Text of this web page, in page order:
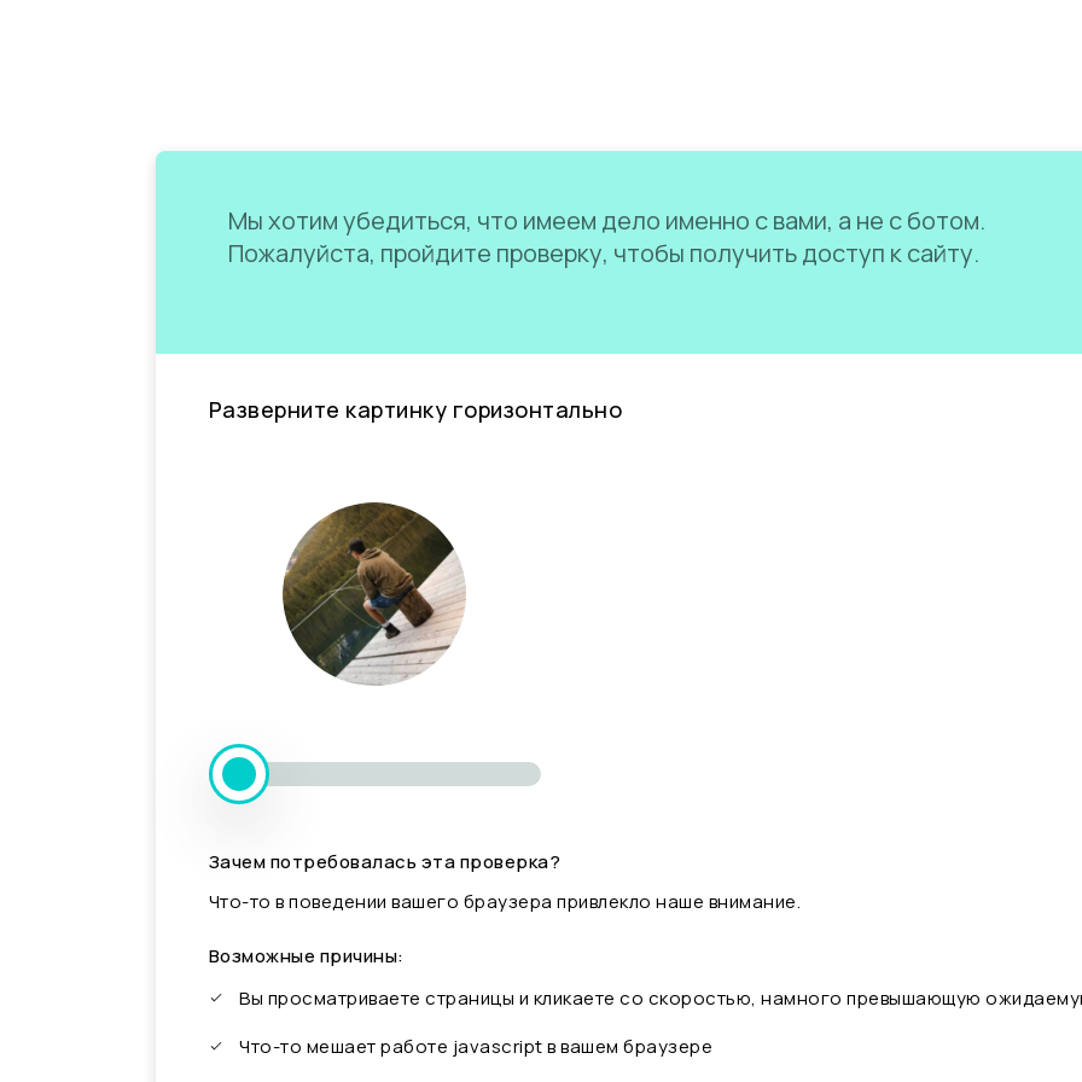
Мы хотим убедиться, что имеем дело именно с вами, а не с ботом.
Пожалуйста, пройдите проверку, чтобы получить доступ к сайту.
Разверните картинку горизонтально
Зачем потребовалась эта проверка?
Что-то в поведении вашего браузера привлекло наше внимание.
Возможные причины:
Вы просматриваете страницы и кликаете со скоростью, намного превышающую
Что-то мешает работе javascript в вашем браузере